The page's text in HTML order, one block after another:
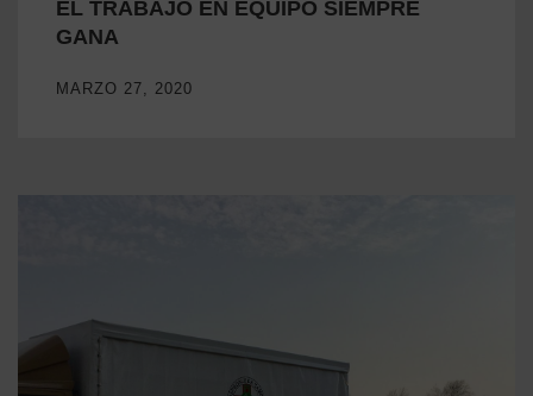
EL TRABAJO EN EQUIPO SIEMPRE
GANA
MARZO 27, 2020